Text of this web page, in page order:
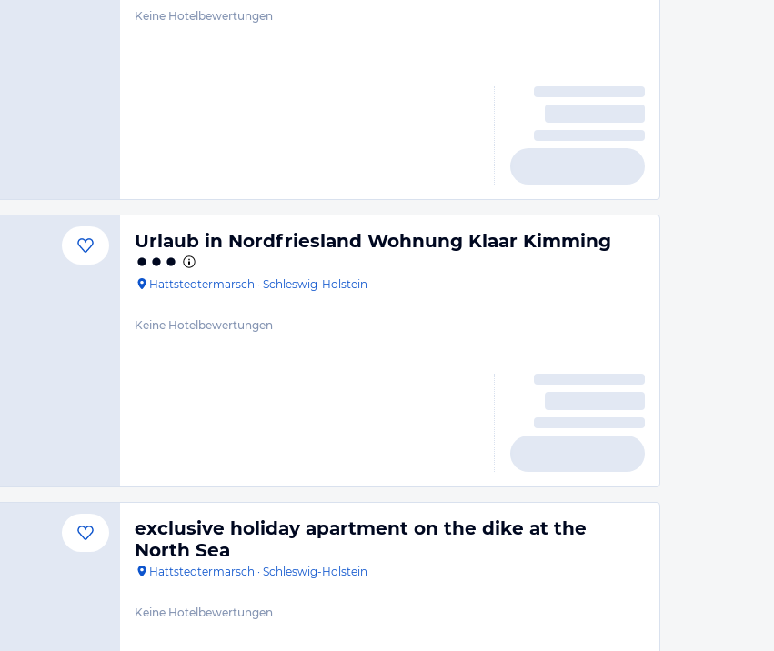
Keine Hotelbewertungen
Urlaub in Nordfriesland Wohnung Klaar Kimming
Hattstedtermarsch · Schleswig-Holstein
Keine Hotelbewertungen
exclusive holiday apartment on the dike at the
North Sea
Hattstedtermarsch · Schleswig-Holstein
Keine Hotelbewertungen